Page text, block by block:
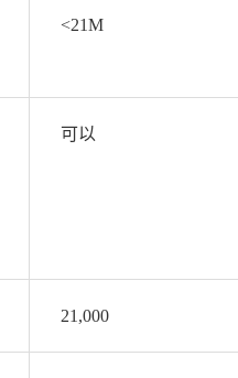
<21M
可以
21,000